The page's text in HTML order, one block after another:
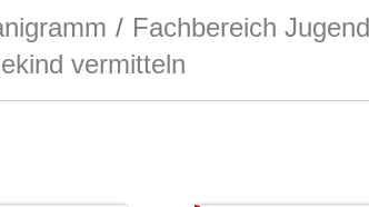
Fachbereich
vermitteln